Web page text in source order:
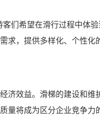
们希望在滑行过程中体
，提供多样化、个性
效益。滑梯的建设和
将成为区分企业竞争